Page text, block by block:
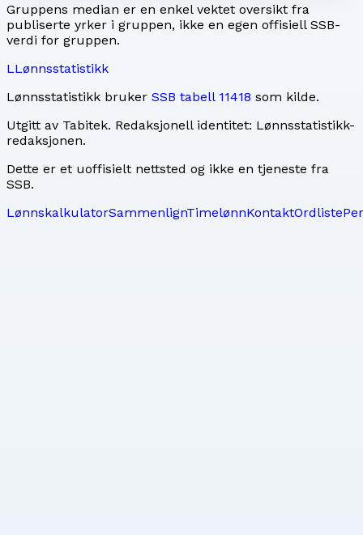
Gruppens median er en enkel vektet oversikt fra
publiserte yrker i gruppen, ikke en egen offisiell SSB-
verdi for gruppen.
LLønnsstatistikk
Lønnsstatistikk bruker SSB tabell 11418 som kilde.
Utgitt av Tabitek. Redaksjonell identitet: Lønnsstatistikk-
redaksjonen.
Dette er et uoffisielt nettsted og ikke en tjeneste fra
SSB.
LønnskalkulatorSammenlignTimelønnKontaktOrdliste